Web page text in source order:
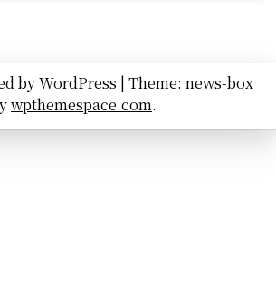
by WordPress | Theme: news-box
wpthemespace.com.